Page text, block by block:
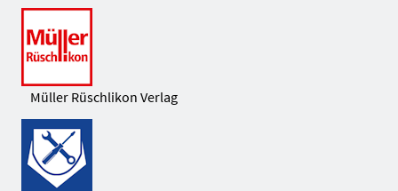
Müller Rüschlikon Verlag